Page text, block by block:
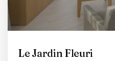
Le Jardin Fleuri